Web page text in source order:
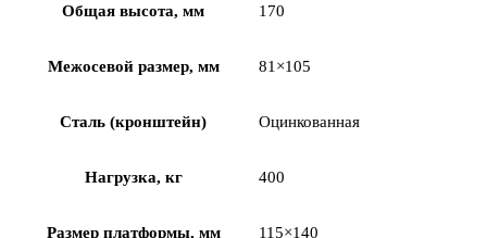
Общая высота, мм 170
Межосевой размер, мм 81×105
Сталь (кронштейн) Оцинкованная
Нагрузка, кг 400
Размер платформы, мм 115×140